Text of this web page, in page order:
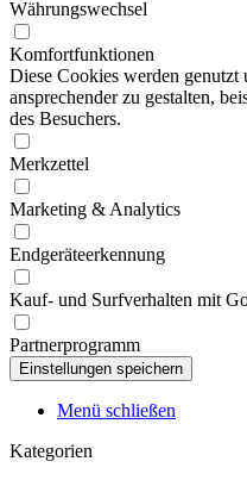
Währungswechsel
Komfortfunktionen
Diese Cookies werden genutzt
ansprechender zu gestalten,
des Besuchers.
Merkzettel
Marketing & Analytics
Endgeräteerkennung
Kauf- und Surfverhalten mit
Partnerprogramm
Menü schließen
Kategorien